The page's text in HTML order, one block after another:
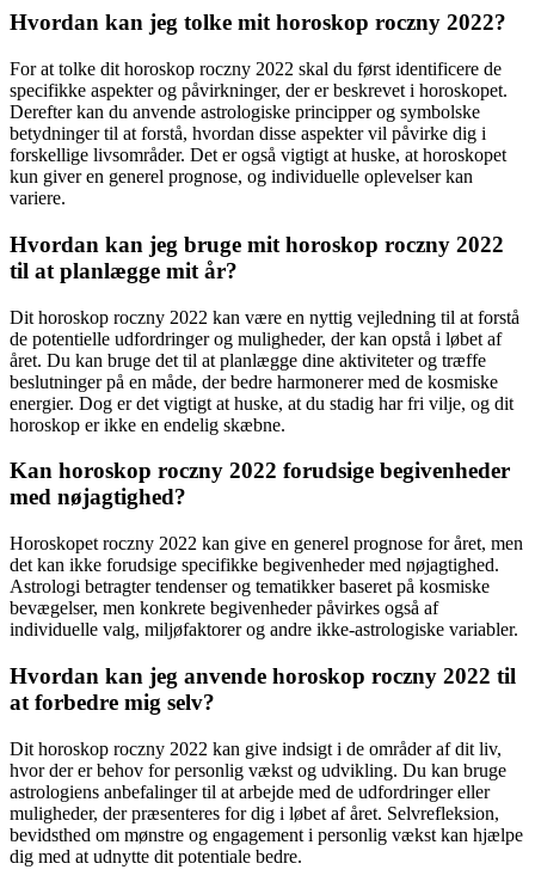
Hvordan kan jeg tolke mit horoskop roczny 2022?
For at tolke dit horoskop roczny 2022 skal du først identificere de
specifikke aspekter og påvirkninger, der er beskrevet i horoskopet.
Derefter kan du anvende astrologiske principper og symbolske
betydninger til at forstå, hvordan disse aspekter vil påvirke dig i
forskellige livsområder. Det er også vigtigt at huske, at horoskopet
kun giver en generel prognose, og individuelle oplevelser kan
variere.
Hvordan kan jeg bruge mit horoskop roczny 2022
til at planlægge mit år?
Dit horoskop roczny 2022 kan være en nyttig vejledning til at forstå
de potentielle udfordringer og muligheder, der kan opstå i løbet af
året. Du kan bruge det til at planlægge dine aktiviteter og træffe
beslutninger på en måde, der bedre harmonerer med de kosmiske
energier. Dog er det vigtigt at huske, at du stadig har fri vilje, og dit
horoskop er ikke en endelig skæbne.
Kan horoskop roczny 2022 forudsige begivenheder
med nøjagtighed?
Horoskopet roczny 2022 kan give en generel prognose for året, men
det kan ikke forudsige specifikke begivenheder med nøjagtighed.
Astrologi betragter tendenser og tematikker baseret på kosmiske
bevægelser, men konkrete begivenheder påvirkes også af
individuelle valg, miljøfaktorer og andre ikke-astrologiske variabler.
Hvordan kan jeg anvende horoskop roczny 2022 til
at forbedre mig selv?
Dit horoskop roczny 2022 kan give indsigt i de områder af dit liv,
hvor der er behov for personlig vækst og udvikling. Du kan bruge
astrologiens anbefalinger til at arbejde med de udfordringer eller
muligheder, der præsenteres for dig i løbet af året. Selvrefleksion,
bevidsthed om mønstre og engagement i personlig vækst kan hjælpe
dig med at udnytte dit potentiale bedre.